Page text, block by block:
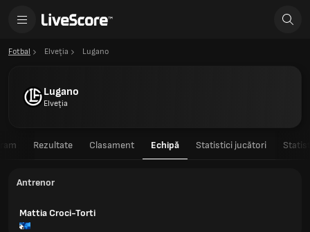
Fotbal Elveţia Lugano
Lugano
Elveţia
Rezultate Clasament Echipă Statistici jucători
Antrenor
Mattia Croci-Torti